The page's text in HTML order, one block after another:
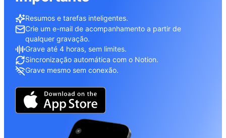
Resumos e tarefas inteligentes.
Crie um e-mail de acompanhamento a partir de
qualquer gravação.
Grave até 4 horas, sem limites.
Sincronização automática com o Notion.
Grave mesmo sem conexão.